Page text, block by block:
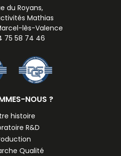
du Royans,
Mathias
lès-Valence
75 58 74 46
NOUS ?
histoire
R&D
Qualité